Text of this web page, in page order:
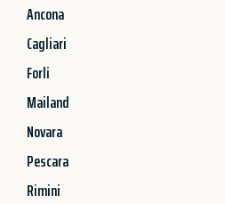
Ancona
Cagliari
Forli
Mailand
Novara
Pescara
Rimini